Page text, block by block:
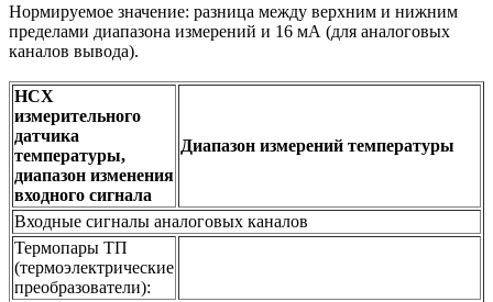
Нормируемое значение: разница между верхним и нижним
пределами диапазона измерений и 16 мА (для аналоговых
каналов вывода).
НСХ
измерительного
датчика
температуры,
диапазон изменения
входного сигнала
Диапазон измерений температуры
Входные сигналы аналоговых каналов
Термопары ТП
(термоэлектрические
преобразователи):